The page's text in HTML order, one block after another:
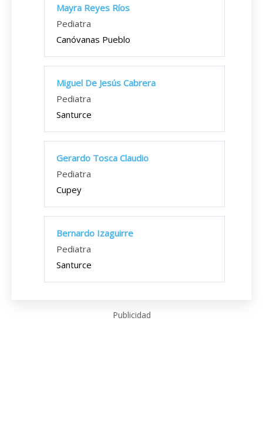
Mayra Reyes Ríos
Pediatra
Canóvanas Pueblo
Miguel De Jesús Cabrera
Pediatra
Santurce
Gerardo Tosca Claudio
Pediatra
Cupey
Bernardo Izaguirre
Pediatra
Santurce
Publicidad